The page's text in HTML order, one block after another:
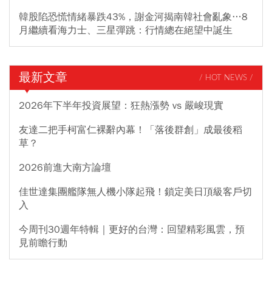
韓股陷恐慌情緒暴跌43%，謝金河揭南韓社會亂象…8
月繼續看海力士、三星彈跳：行情總在絕望中誕生
最新文章 / HOT NEWS /
2026年下半年投資展望：狂熱漲勢 vs 嚴峻現實
友達二把手柯富仁裸辭內幕！「落後群創」成最後稻
草？
2026前進大南方論壇
佳世達集團艦隊無人機小隊起飛！鎖定美日頂級客戶切
入
今周刊30週年特輯｜更好的台灣：回望精彩風雲，預
見前瞻行動